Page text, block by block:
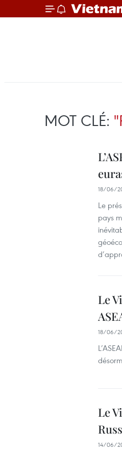
MOT CLÉ:
18/06/
Le
pays
Le
18/06/
Le
14/06/